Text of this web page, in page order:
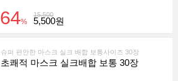
15,500
64% 5,500원
슈퍼 편안한 마스크 실크 배합 보통사이즈 30장
초쾌적 마스크 실크배합 보통 30장